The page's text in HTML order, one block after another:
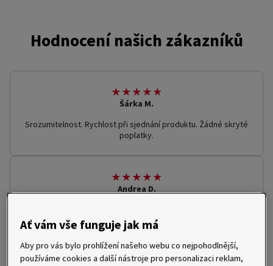
Hodnocení našich zákazníků
★★★★★
Šárka M.
Srozumitelnost. Rychlost při sjednání produktu. Žádné skryté
poplatky.
★★★★★
Andrea D.
Jsem naprosto spokojená.
★★★★★
Ať vám vše funguje jak má
Aby pro vás bylo prohlížení našeho webu co nejpohodlnější,
používáme cookies a další nástroje pro personalizaci reklam,